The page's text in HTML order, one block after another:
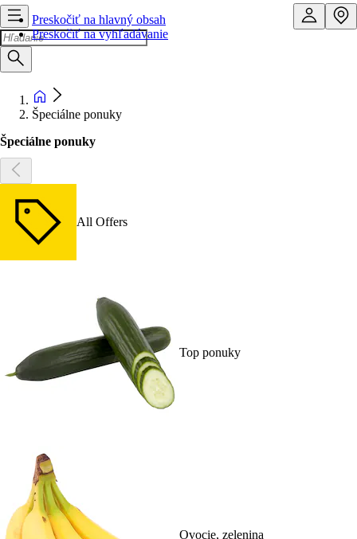
Preskočiť na hlavný obsah
Preskočiť na vyhľadávanie
Špeciálne ponuky
Špeciálne ponuky
All Offers
Top ponuky
Ovocie, zelenina